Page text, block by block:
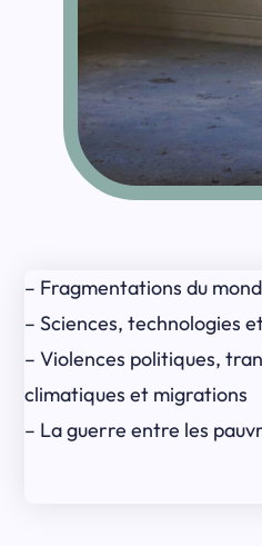
– Fragmentations du
– Sciences, technologies
– Violences politiques,
climatiques et migrations
– La guerre entre les